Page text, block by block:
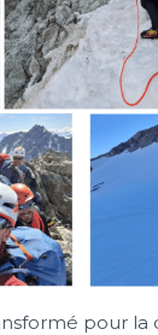
pour la